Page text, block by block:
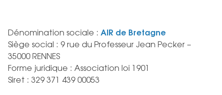
Dénomination sociale : AIR de Bretagne
Siège social : 9 rue du Professeur Jean Pecker –
35000 RENNES
Forme juridique : Association loi 1901
Siret : 329 371 439 00053